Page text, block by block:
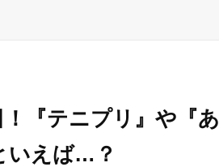
『テニプリ』や『あ
いえば…？